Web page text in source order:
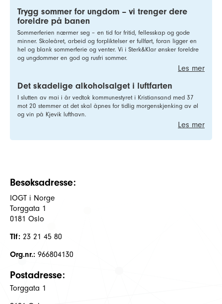
Trygg sommer for ungdom – vi trenger dere
foreldre på banen
Sommerferien nærmer seg – en tid for fritid, fellesskap og gode
minner. Skoleåret, arbeid og forpliktelser er fullført, foran ligger en
hel og blank sommerferie og venter. Vi i Sterk&Klar ønsker foreldre
og ungdommer en god og rusfri sommer.
Les mer
Det skadelige alkoholsalget i luftfarten
I slutten av mai i år vedtok kommunestyret i Kristiansand med 37
mot 20 stemmer at det skal åpnes for tidlig morgenskjenking av øl
og vin på Kjevik lufthavn.
Les mer
Besøksadresse:
IOGT i Norge
Torggata 1
0181 Oslo
Tlf: 23 21 45 80
Org.nr.: 966804130
Postadresse:
Torggata 1